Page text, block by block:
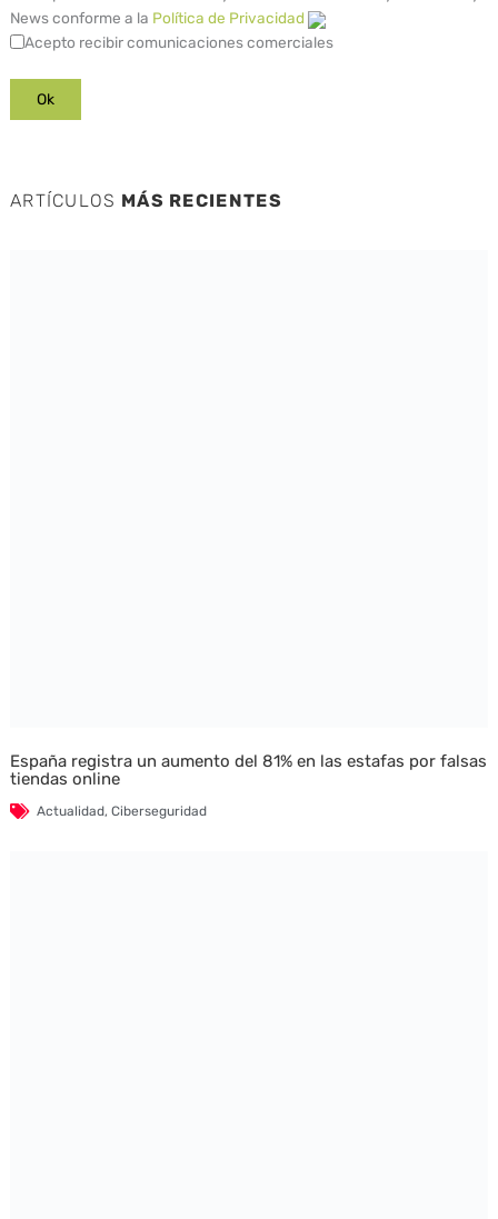
News conforme a la Política de Privacidad
Acepto recibir comunicaciones comerciales
ARTÍCULOS MÁS RECIENTES
España registra un aumento del 81% en las estafas por falsas
tiendas online
Actualidad, Ciberseguridad